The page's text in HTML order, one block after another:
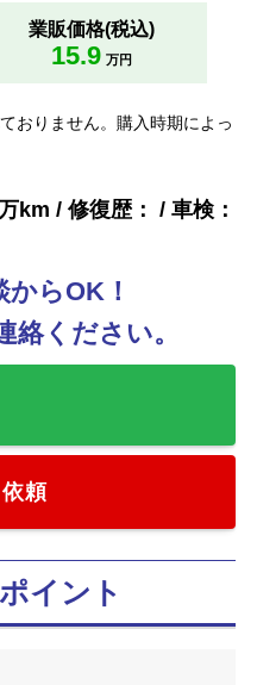
業販価格(税込)
15.9 万円
おりません。購入時期によっ
km / 修復歴： / 車検：
らOK！
絡ください。
頼
イント